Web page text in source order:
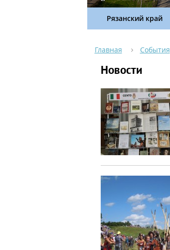
Рязанский край
Главная События
Новости